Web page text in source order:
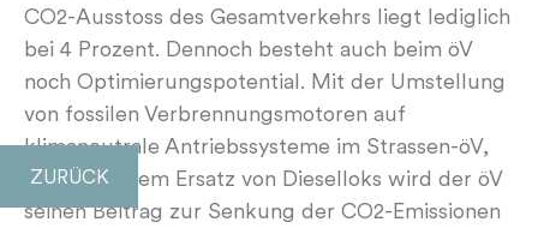
CO2-Ausstoss des Gesamtverkehrs liegt lediglich
bei 4 Prozent. Dennoch besteht auch beim öV
noch Optimierungspotential. Mit der Umstellung
von fossilen Verbrennungsmotoren auf
klimaneutrale Antriebssysteme im Strassen-öV,
sowie mit dem Ersatz von Dieselloks wird der öV
seinen Beitrag zur Senkung der CO2-Emissionen
ZURÜCK